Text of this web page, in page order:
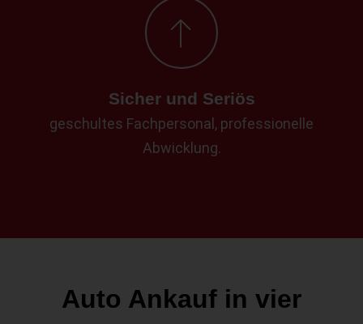
Sicher und Seriös
geschultes Fachpersonal, professionelle
Abwicklung.
Auto Ankauf in vier